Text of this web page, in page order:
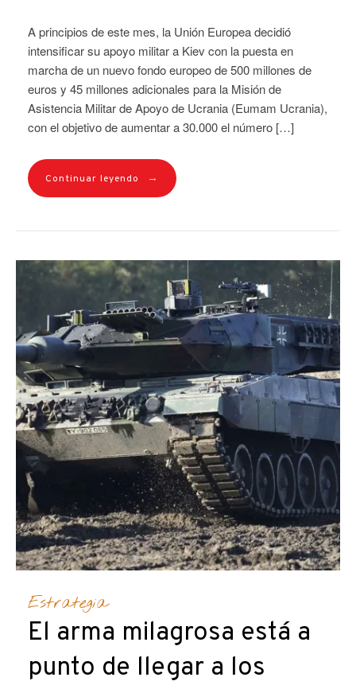
A principios de este mes, la Unión Europea decidió
intensificar su apoyo militar a Kiev con la puesta en
marcha de un nuevo fondo europeo de 500 millones de
euros y 45 millones adicionales para la Misión de
Asistencia Militar de Apoyo de Ucrania (Eumam Ucrania),
con el objetivo de aumentar a 30.000 el número […]
Continuar leyendo →
Estrategia
El arma milagrosa está a
punto de llegar a los